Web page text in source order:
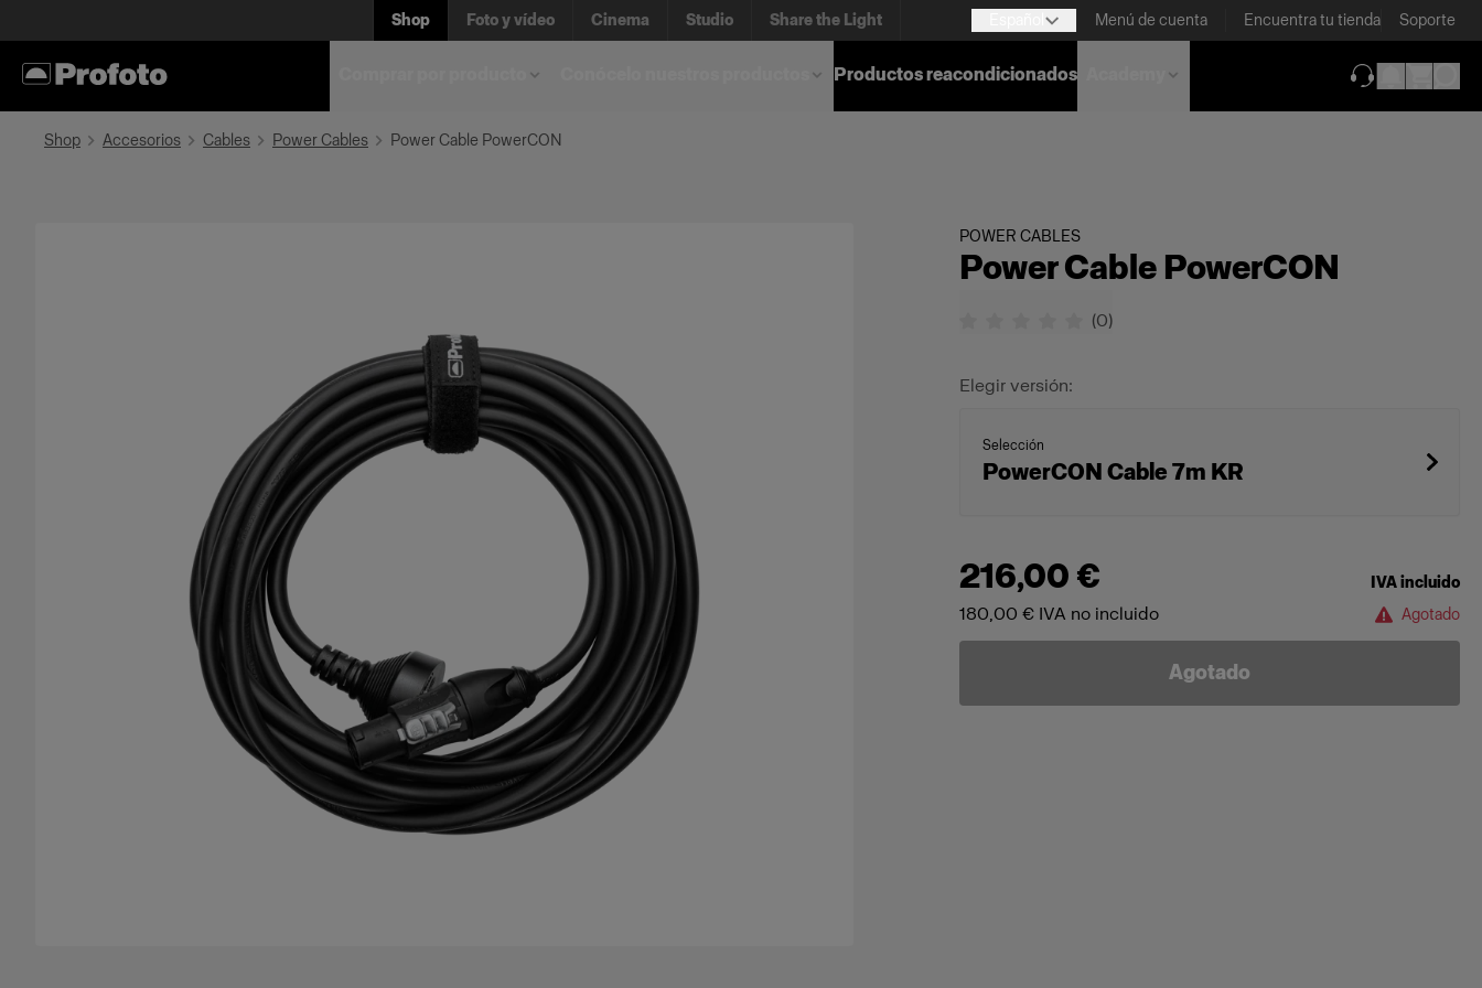
Shop Foto y vídeo Cinema Studio Share the Light Menú de cuenta Encuentra tu tienda Soporte
Productos reacondicionados
Shop Accesorios Cables Power Cables Power Cable PowerCON
POWER CABLES
Power Cable PowerCON
(0)
Elegir versión:
Selección
PowerCON Cable 7m KR
216,00 € IVA incluido
180,00 € IVA no incluido Agotado
Agotado